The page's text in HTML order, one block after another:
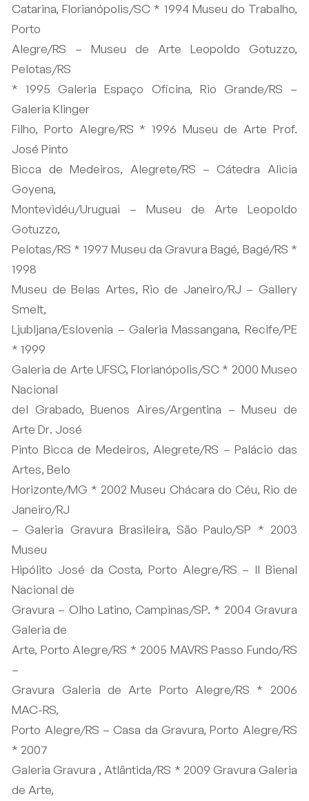
Catarina, Florianópolis/SC * 1994 Museu do Trabalho,
Porto
Alegre/RS – Museu de Arte Leopoldo Gotuzzo,
Pelotas/RS
* 1995 Galeria Espaço Oficina, Rio Grande/RS –
Galeria Klinger
Filho, Porto Alegre/RS * 1996 Museu de Arte Prof.
José Pinto
Bicca de Medeiros, Alegrete/RS – Cátedra Alicia
Goyena,
Montevidéu/Uruguai – Museu de Arte Leopoldo
Gotuzzo,
Pelotas/RS * 1997 Museu da Gravura Bagé, Bagé/RS *
1998
Museu de Belas Artes, Rio de Janeiro/RJ – Gallery
Smelt,
Ljubljana/Eslovenia – Galeria Massangana, Recife/PE
* 1999
Galeria de Arte UFSC, Florianópolis/SC * 2000 Museo
Nacional
del Grabado, Buenos Aires/Argentina – Museu de
Arte Dr. José
Pinto Bicca de Medeiros, Alegrete/RS – Palácio das
Artes, Belo
Horizonte/MG * 2002 Museu Chácara do Céu, Rio de
Janeiro/RJ
– Galeria Gravura Brasileira, São Paulo/SP * 2003
Museu
Hipólito José da Costa, Porto Alegre/RS – II Bienal
Nacional de
Gravura – Olho Latino, Campinas/SP. * 2004 Gravura
Galeria de
Arte, Porto Alegre/RS * 2005 MAVRS Passo Fundo/RS
–
Gravura Galeria de Arte Porto Alegre/RS * 2006
MAC-RS,
Porto Alegre/RS – Casa da Gravura, Porto Alegre/RS
* 2007
Galeria Gravura , Atlântida/RS * 2009 Gravura Galeria
de Arte,